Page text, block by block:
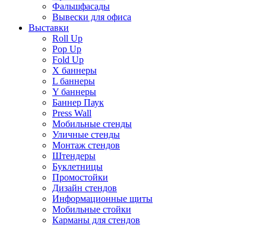
Фальшфасады
Вывески для офиса
Выставки
Roll Up
Pop Up
Fold Up
Х баннеры
L баннеры
Y баннеры
Баннер Паук
Press Wall
Мобильные стенды
Уличные стенды
Монтаж стендов
Штендеры
Буклетницы
Промостойки
Дизайн стендов
Информационные щиты
Мобильные стойки
Карманы для стендов